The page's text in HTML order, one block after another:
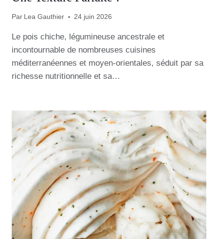
Par Lea Gauthier 24 juin 2026
Le pois chiche, légumineuse ancestrale et
incontournable de nombreuses cuisines
méditerranéennes et moyen-orientales, séduit par sa
richesse nutritionnelle et sa…